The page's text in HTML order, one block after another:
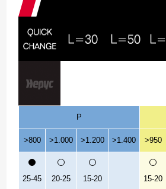
P
>800 >1.000 >1.200 >1.400 >950
25-45 20-25 15-20 15-20